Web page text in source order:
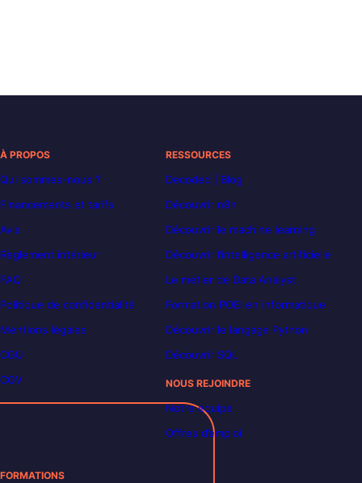
À PROPOS
Qui sommes-nous ?
Financements et tarifs
Avis
Règlement intérieur
FAQ
Politique de confidentialité
Mentions légales
CGU
CGV
RESSOURCES
Decoded | Blog
Découvrir n8n
Découvrir le machine learning
Découvrir l’intelligence artificielle
Le métier de Data Analyst
Formation POEI en informatique
Découvrir le langage Python
Découvrir SQL
NOUS REJOINDRE
Notre équipe
Offres d’emploi
FORMATIONS